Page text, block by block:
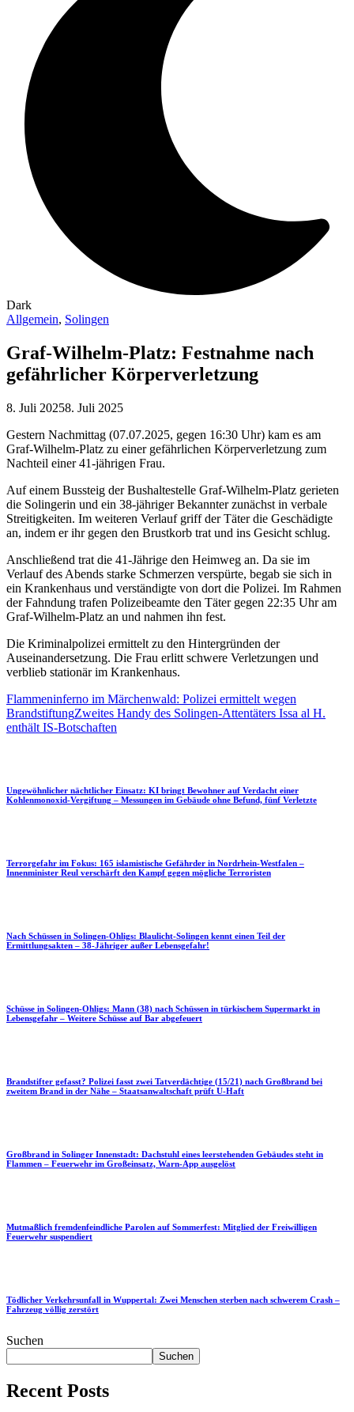
Dark
Allgemein, Solingen
Graf-Wilhelm-Platz: Festnahme nach
gefährlicher Körperverletzung
8. Juli 20258. Juli 2025
Gestern Nachmittag (07.07.2025, gegen 16:30 Uhr) kam es am
Graf-Wilhelm-Platz zu einer gefährlichen Körperverletzung zum
Nachteil einer 41-jährigen Frau.
Auf einem Bussteig der Bushaltestelle Graf-Wilhelm-Platz gerieten
die Solingerin und ein 38-jähriger Bekannter zunächst in verbale
Streitigkeiten. Im weiteren Verlauf griff der Täter die Geschädigte
an, indem er ihr gegen den Brustkorb trat und ins Gesicht schlug.
Anschließend trat die 41-Jährige den Heimweg an. Da sie im
Verlauf des Abends starke Schmerzen verspürte, begab sie sich in
ein Krankenhaus und verständigte von dort die Polizei. Im Rahmen
der Fahndung trafen Polizeibeamte den Täter gegen 22:35 Uhr am
Graf-Wilhelm-Platz an und nahmen ihn fest.
Die Kriminalpolizei ermittelt zu den Hintergründen der
Auseinandersetzung. Die Frau erlitt schwere Verletzungen und
verblieb stationär im Krankenhaus.
Flammeninferno im Märchenwald: Polizei ermittelt wegen
BrandstiftungZweites Handy des Solingen-Attentäters Issa al H.
enthält IS-Botschaften
Ungewöhnlicher nächtlicher Einsatz: KI bringt Bewohner auf Verdacht einer
Kohlenmonoxid-Vergiftung – Messungen im Gebäude ohne Befund, fünf Verletzte
Terrorgefahr im Fokus: 165 islamistische Gefährder in Nordrhein-Westfalen –
Innenminister Reul verschärft den Kampf gegen mögliche Terroristen
Nach Schüssen in Solingen-Ohligs: Blaulicht-Solingen kennt einen Teil der
Ermittlungsakten – 38-Jähriger außer Lebensgefahr!
Schüsse in Solingen-Ohligs: Mann (38) nach Schüssen in türkischem Supermarkt in
Lebensgefahr – Weitere Schüsse auf Bar abgefeuert
Brandstifter gefasst? Polizei fasst zwei Tatverdächtige (15/21) nach Großbrand bei
zweitem Brand in der Nähe – Staatsanwaltschaft prüft U-Haft
Großbrand in Solinger Innenstadt: Dachstuhl eines leerstehenden Gebäudes steht in
Flammen – Feuerwehr im Großeinsatz, Warn-App ausgelöst
Mutmaßlich fremdenfeindliche Parolen auf Sommerfest: Mitglied der Freiwilligen
Feuerwehr suspendiert
Tödlicher Verkehrsunfall in Wuppertal: Zwei Menschen sterben nach schwerem Crash –
Fahrzeug völlig zerstört
Suchen
Suchen
Recent Posts